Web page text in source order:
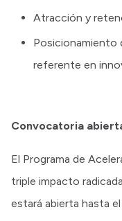
Atracción y
Posicionamiento
referente en
Convocatoria
El Programa de
triple impacto
estará abierta hasta